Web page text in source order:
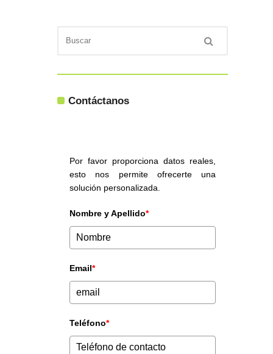
Contáctanos
Por favor proporciona datos reales,
esto nos permite ofrecerte una
solución personalizada.
Nombre y Apellido*
Email*
Teléfono*